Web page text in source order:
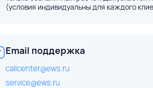
(условия индивидуальны для каждого
Email поддержка
callcenter@ews.ru
service@ews.ru